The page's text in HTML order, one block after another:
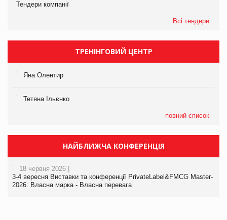
Тендери компанії
Всі тендери
ТРЕНІНГОВИЙ ЦЕНТР
Яна Олентир
Тетяна Ільєнко
повний список
НАЙБЛИЖЧА КОНФЕРЕНЦІЯ
18 червня 2026 |
3-4 вересня Виставки та конференції PrivateLabel&FMCG Master-
2026: Власна марка - Власна перевага